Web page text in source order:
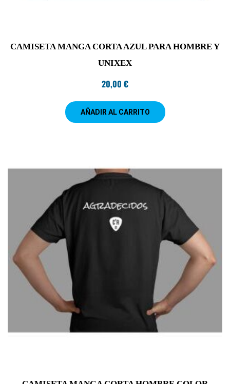
CAMISETA MANGA CORTA AZUL PARA HOMBRE Y
UNIXEX
20,00 €
AÑADIR AL CARRITO